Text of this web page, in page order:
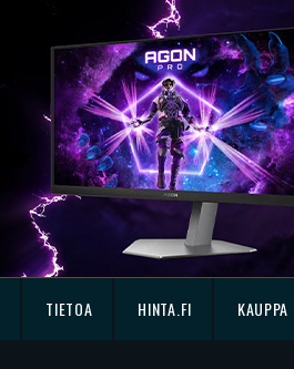
TIETOA HINTA.FI KAUPPA